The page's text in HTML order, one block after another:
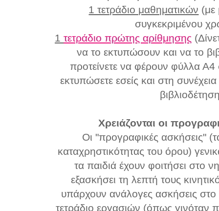
1 τετράδιο μαθηματικών (με
συγκεκριμένου
1 τετράδιο πρώτης αρίθμησης (
να το εκτυπώσουν και να το
προτείνετε να φέρουν φύλλα Α4
εκτυπώσετε εσείς και στη
Χρειάζονται οι
Οι "προγραφικές ασκήσεις"
καταχρηστικότητας του όρου)
τα παιδιά έχουν φοιτήσει στο
εξασκήσει τη λεπτή τους
υπάρχουν ανάλογες ασκήσεις στο
τετράδιο εργασιών (όπως γινόταν